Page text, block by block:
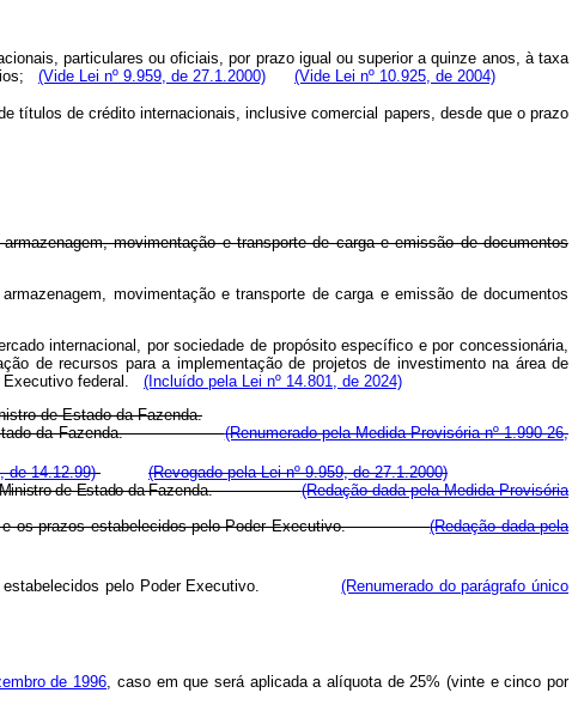
particulares ou oficiais, por prazo igual ou superior a quinze anos, à taxa
(Vide Lei nº 9.959, de 27.1.2000) (Vide Lei nº 10.925, de 2004)
títulos de crédito internacionais, inclusive comercial papers, desde que o prazo
movimentação e transporte de carga e emissão de documentos
movimentação e transporte de carga e emissão de documentos
internacional, por sociedade de propósito específico e por concessionária,
de recursos para a implementação de projetos de investimento na área de
Executivo federal. (Incluído pela Lei nº 14.801, de 2024)
de Estado da Fazenda.
de Estado da Fazenda.(Renumerado pela Medida Provisória nº 1.990-26,
de 14.12.99)
(Revogado pela Lei nº 9.959, de 27.1.2000)
de Estado daFazenda.(Redação dada pela Medida Provisória
e os prazos estabelecidos pelo Poder Executivo.(Redação dada pela
estabelecidos pelo Poder Executivo.(Renumerado do parágrafo único
de 1996, caso em que será aplicada a alíquota de 25% (vinte e cinco por